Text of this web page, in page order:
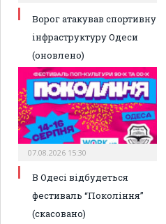
Ворог атакував спортивну
інфраструктуру Одеси
(оновлено)
07.08.2026 15:30
В Одесі відбудеться
фестиваль “Покоління”
(скасовано)